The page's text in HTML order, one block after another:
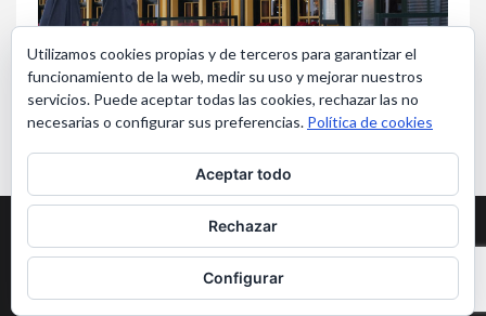
Bruselas en Navidad
Aviso Legal y Privacidad
Copyright ©Viajerosmas65. Todos los derechos reservados
Newsiumpor AF themes.
Utilizamos cookies propias y de terceros para garantizar el
funcionamiento de la web, medir su uso y mejorar nuestros
servicios. Puede aceptar todas las cookies, rechazar las no
necesarias o configurar sus preferencias. Política de cookies
Aceptar todo
Rechazar
Configurar